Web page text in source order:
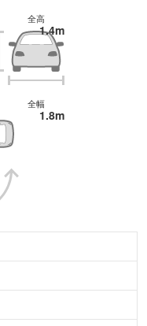
全高
1.4m
全幅
1.8m